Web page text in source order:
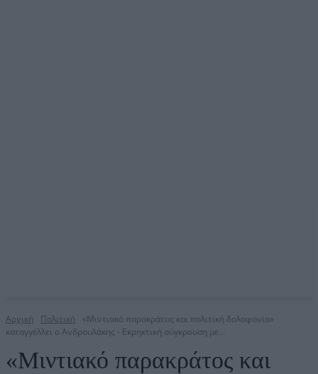
Αρχική Πολιτική
«Μιντιακό παρακράτος και πολιτική δολοφονία»
καταγγέλλει ο Ανδρουλάκης - Εκρηκτική σύγκρουση με...
«Μιντιακό παρακράτος και